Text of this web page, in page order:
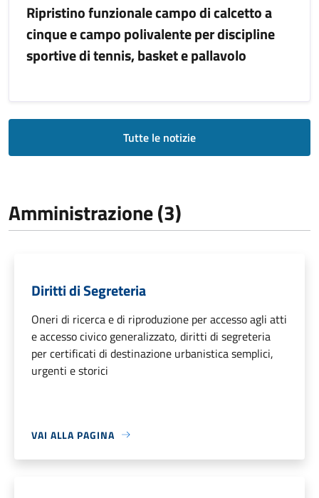
Ripristino funzionale campo di calcetto a
cinque e campo polivalente per discipline
sportive di tennis, basket e pallavolo
Tutte le notizie
Amministrazione (3)
Diritti di Segreteria
Oneri di ricerca e di riproduzione per accesso agli atti
e accesso civico generalizzato, diritti di segreteria
per certificati di destinazione urbanistica semplici,
urgenti e storici
VAI ALLA PAGINA